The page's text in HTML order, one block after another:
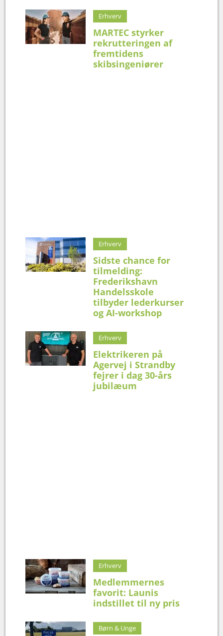
Erhverv
MARTEC styrker
rekrutteringen af
fremtidens
skibsingeniører
Erhverv
Sidste chance for
tilmelding:
Frederikshavn
Handelsskole
tilbyder lederkurser
og AI-workshop
Erhverv
Elektrikeren på
Agervej i Strandby
fejrer i dag 30-års
jubilæum
Erhverv
Medlemmernes
favorit: Launis
indstillet til ny pris
Børn & Unge